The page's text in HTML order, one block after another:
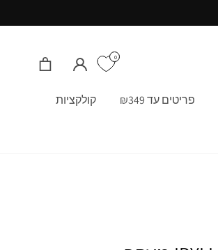
0 התחבר/י
פריטים עד ₪349
קולקציות